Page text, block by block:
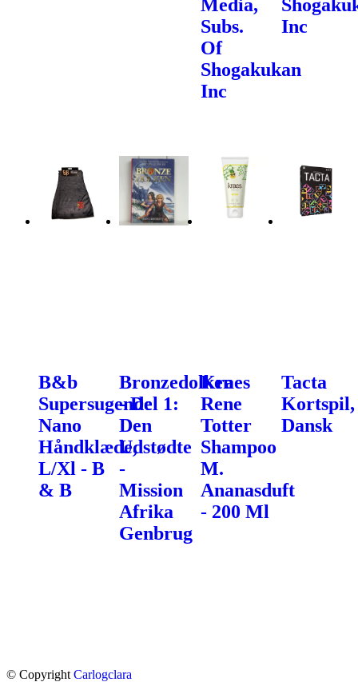
Media,
Subs.
Of
Shogakukan
Inc
Inc
B&b
Supersugende
Nano
Håndklæde,
L/Xl - B
& B
Bronzedolken
- Del 1:
Den
Udstødte
-
Mission
Afrika
Genbrug
Kraes
Rene
Totter
Shampoo
M.
Ananasduft
- 200 Ml
Tacta
Kortspil,
Dansk
© Copyright Carlogclara